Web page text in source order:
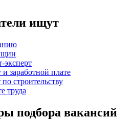
ищут
эксперт
заработной плате
строительству
труда
подбора вакансий